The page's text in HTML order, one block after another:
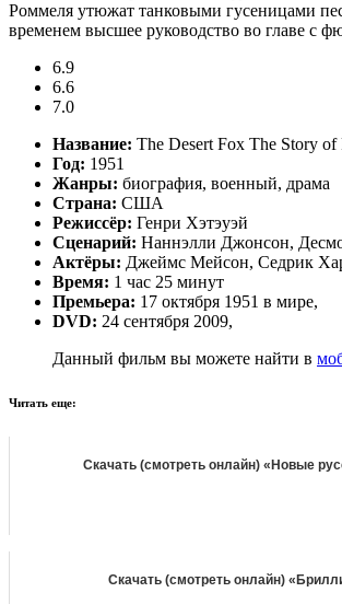
Роммеля утюжат танковыми гусеницами
временем высшее руководство во главе с
6.9
6.6
7.0
Название: The Desert Fox The Story of
Год: 1951
Жанры: биография, военный, драма
Страна: США
Режиссёр: Генри Хэтэуэй
Сценарий: Наннэлли Джонсон,
Актёры: Джеймс Мейсон, Седрик
Время: 1 час 25 минут
Премьера: 17 октября 1951 в мире,
DVD: 24 сентября 2009,
Данный фильм вы можете найти в
Читать еще:
Скачать (смотреть онлайн) «Новые
Скачать (смотреть онлайн)